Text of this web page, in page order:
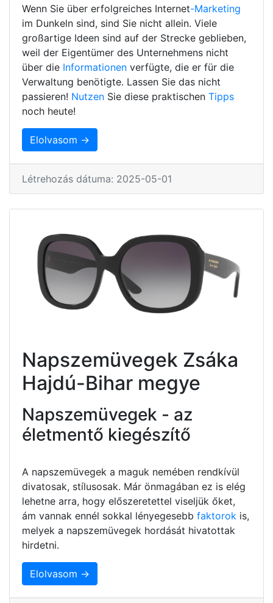
Wenn Sie über erfolgreiches Internet-Marketing
im Dunkeln sind, sind Sie nicht allein. Viele
großartige Ideen sind auf der Strecke geblieben,
weil der Eigentümer des Unternehmens nicht
über die Informationen verfügte, die er für die
Verwaltung benötigte. Lassen Sie das nicht
passieren! Nutzen Sie diese praktischen Tipps
noch heute!
Elolvasom →
Létrehozás dátuma: 2025-05-01
Napszemüvegek Zsáka
Hajdú-Bihar megye
Napszemüvegek - az
életmentő kiegészítő
A napszemüvegek a maguk nemében rendkívül
divatosak, stílusosak. Már önmagában ez is elég
lehetne arra, hogy előszeretettel viseljük őket,
ám vannak ennél sokkal lényegesebb faktorok is,
melyek a napszemüvegek hordását hivatottak
hirdetni.
Elolvasom →